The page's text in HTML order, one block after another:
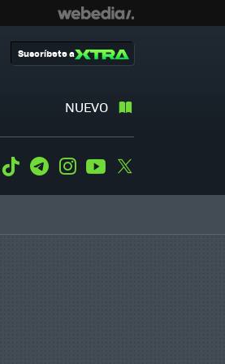
NUEVO
Suscríbete a
WhatsApp
Tiktok TelegramInstagramYoutube